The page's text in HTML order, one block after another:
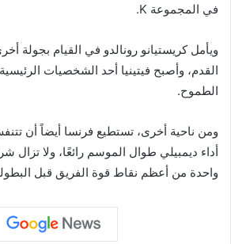
في المجموعة K.
ويأمل كريستيانو رونالدو في القيام بجولة
القدم، وأصبح فيتينيا أحد الشخصيات
الطموح.
ومن ناحية أخرى، تستطيع فرنسا أيضاً أن
أداء ديمبيلي طوال الموسم رائعًا، ولا تزال
واحدة من أعظم نقاط قوة الفريق قبل